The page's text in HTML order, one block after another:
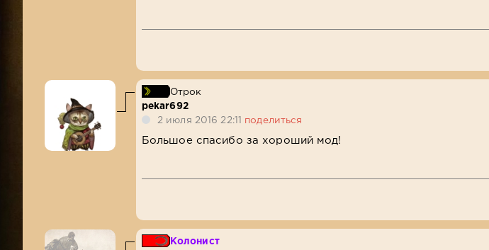
Отрок
pekar692
2 июля 2016 22:11 поделиться
Большое спасибо за хороший мод!
Колонист